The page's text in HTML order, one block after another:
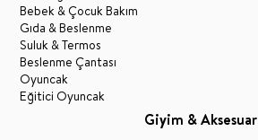
Bebek & Çocuk Bakım
Gıda & Beslenme
Suluk & Termos
Beslenme Çantası
Oyuncak
Eğitici Oyuncak
Giyim & Aksesuar